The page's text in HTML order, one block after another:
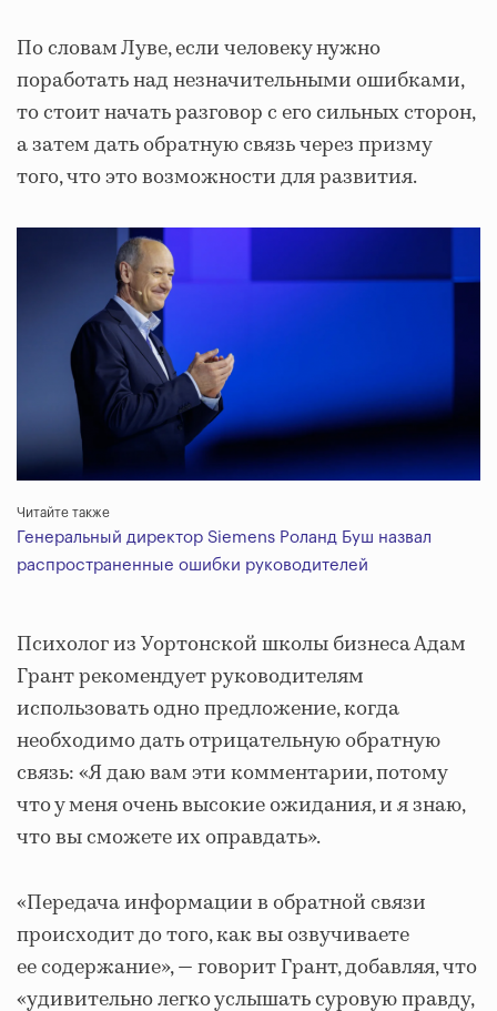
По словам Луве, если человеку нужно
поработать над незначительными ошибками,
то стоит начать разговор с его сильных сторон,
а затем дать обратную связь через призму
того, что это возможности для развития.
Читайте также
Генеральный директор Siemens Роланд Буш назвал
распространенные ошибки руководителей
Психолог из Уортонской школы бизнеса Адам
Грант рекомендует руководителям
использовать одно предложение, когда
необходимо дать отрицательную обратную
связь: «Я даю вам эти комментарии, потому
что у меня очень высокие ожидания, и я знаю,
что вы сможете их оправдать».
«Передача информации в обратной связи
происходит до того, как вы озвучиваете
ее содержание», — говорит Грант, добавляя, что
«удивительно легко услышать суровую правду,